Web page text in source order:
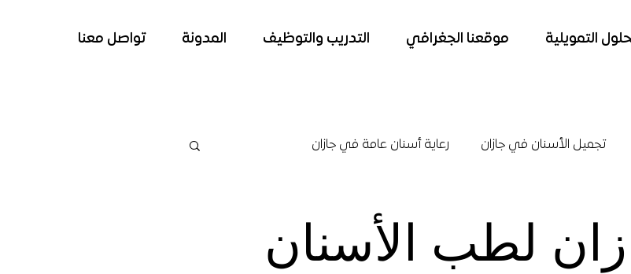
تواصل معنا المدونة التدريب والتوظيف موقعنا الجغرافي التمويلية
تجميل الأسنان في جازان رعاية أسنان عامة في جازان
لطب الأسنان